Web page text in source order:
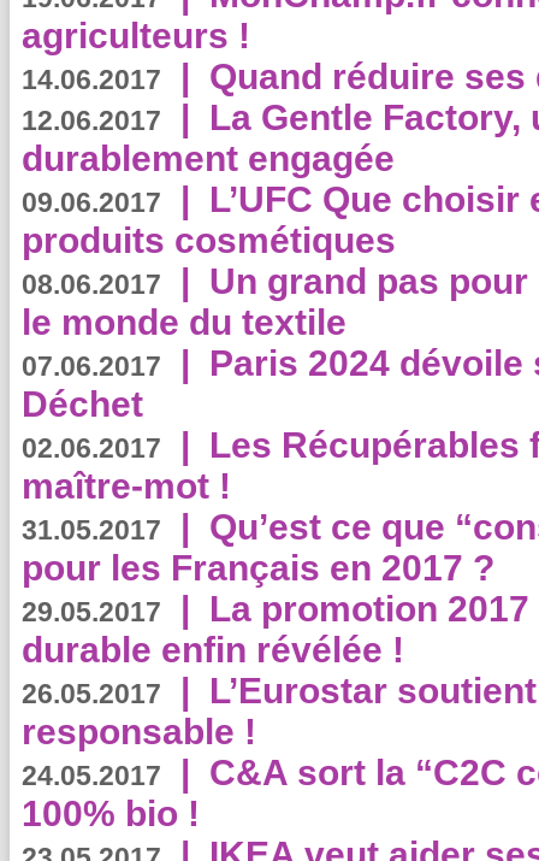
agriculteurs !
14.06.2017 | Quand réduire
12.06.2017 | La Gentle
durablement engagée
09.06.2017 | L’UFC Que
produits cosmétiques
08.06.2017 | Un grand pas
le monde du textile
07.06.2017 | Paris 2024
Déchet
02.06.2017 | Les Récupérables
maître-mot !
31.05.2017 | Qu’est ce que
pour les Français en 2017 ?
29.05.2017 | La promotion
durable enfin révélée !
26.05.2017 | L’Eurostar
responsable !
24.05.2017 | C&A sort la “C2C
100% bio !